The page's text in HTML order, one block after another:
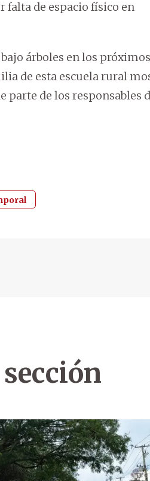
falta de espacio físico en
árboles en los
de esta escuela rural
parte de los responsables